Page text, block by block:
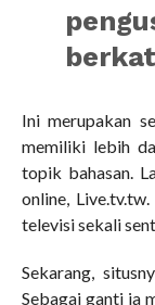
Ini merupakan
memiliki lebih
topik bahasan.
online,
televisi sekali
Sekarang,
Sebagai ganti ia